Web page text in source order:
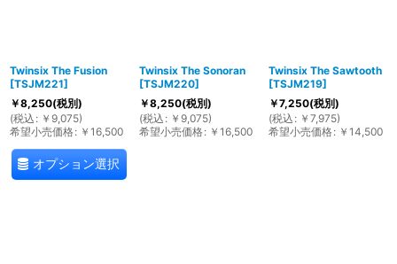
Twinsix The Fusion
[TSJM221]
￥8,250(税別)
(税込 : ￥ 9,075)
希望小売価格: ￥ 16,500
オプション選択
Twinsix The Sonoran
[TSJM220]
￥8,250(税別)
(税込 : ￥ 9,075)
希望小売価格: ￥ 16,500
Twinsix The Sawtooth
[TSJM219]
￥7,250(税別)
(税込 : ￥ 7,975)
希望小売価格: ￥ 14,500